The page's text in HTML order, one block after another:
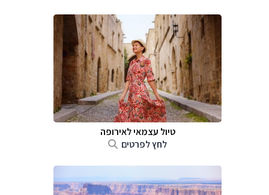
טיול עצמאי לאירופה
לחץ לפרטים